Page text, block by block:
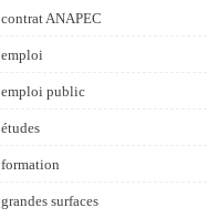
contrat ANAPEC
emploi
emploi public
études
formation
grandes surfaces